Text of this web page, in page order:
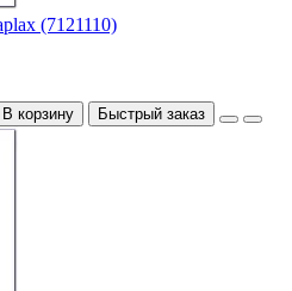
(7121110)
В корзину Быстрый заказ